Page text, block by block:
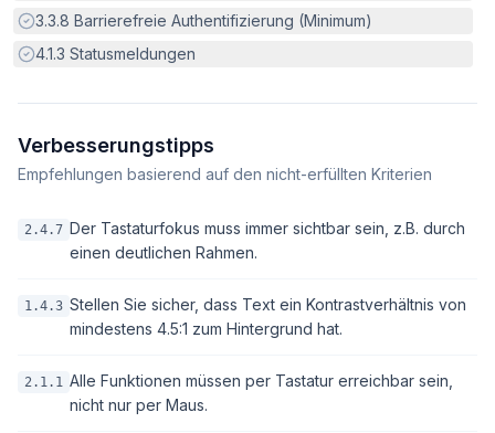
Erfüllt:
3.3.8 Barrierefreie Authentifizierung (Minimum)
Erfüllt:
4.1.3 Statusmeldungen
Verbesserungstipps
Empfehlungen basierend auf den nicht-erfüllten Kriterien
2.4.7 Der Tastaturfokus muss immer sichtbar sein, z.B. durch
einen deutlichen Rahmen.
1.4.3 Stellen Sie sicher, dass Text ein Kontrastverhältnis von
mindestens 4.5:1 zum Hintergrund hat.
2.1.1 Alle Funktionen müssen per Tastatur erreichbar sein,
nicht nur per Maus.